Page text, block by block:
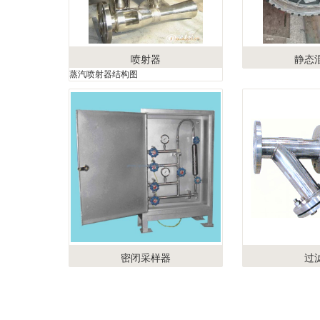
喷射器
蒸汽喷射器结构图
静态
密闭采样器 过